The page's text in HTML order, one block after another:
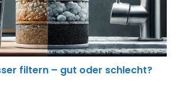
filtern – gut oder schlecht?